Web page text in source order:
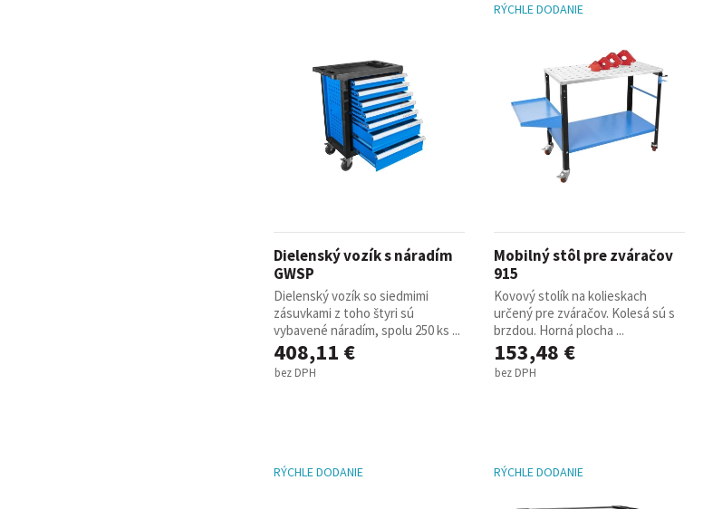
Dielenský vozík s náradím
GWSP
Dielenský vozík so siedmimi
zásuvkami z toho štyri sú
vybavené náradím, spolu 250 ks ...
408,11 €
bez DPH
RÝCHLE DODANIE
Mobilný stôl pre zváračov
915
Kovový stolík na kolieskach
určený pre zváračov. Kolesá sú s
brzdou. Horná plocha ...
153,48 €
bez DPH
RÝCHLE DODANIE RÝCHLE DODANIE